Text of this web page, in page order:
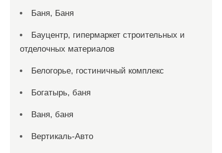
Баня, Баня
Бауцентр, гипермаркет строительных и
отделочных материалов
Белогорье, гостиничный комплекс
Богатырь, баня
Ваня, баня
Вертикаль-Авто